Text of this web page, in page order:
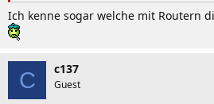
Ich kenne sogar welche mit Routern
C c137
Guest